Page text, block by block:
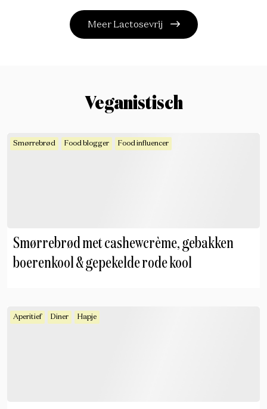
Meer Lactosevrij
Veganistisch
Smørrebrød Food blogger Food influencer
Smørrebrød met cashewcrème, gebakken
boerenkool & gepekelde rode kool
Aperitief Diner Hapje